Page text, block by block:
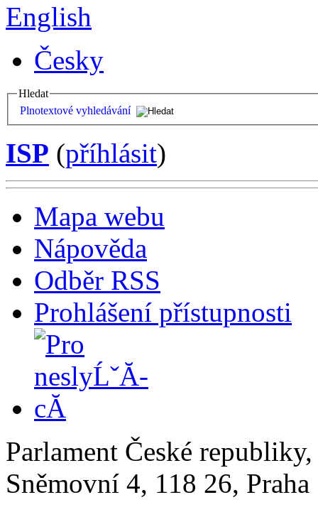
English
Česky
Hledat
Plnotextové vyhledávání
ISP (příhlásit)
Mapa webu
Nápověda
Odběr RSS
Prohlášení přístupnosti
Parlament České
Sněmovní 4, 118 26,